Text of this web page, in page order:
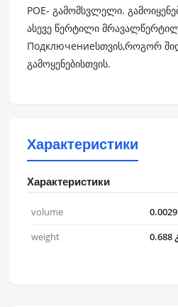
POE- გამომსვლელი.
ასევე წერტილი
Подключениеსთვის,როგორ
გამოყენებისთვის.
Характеристики
Характеристики
volume
weight
0.688